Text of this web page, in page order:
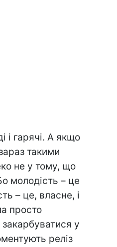
і гарячі. А якщо
такими
не у тому, що
молодість – це
– це, власне, і
просто
у
реліз